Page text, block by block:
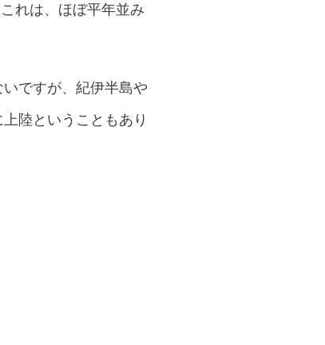
れは、ほぼ平年並み
ですが、紀伊半島や
陸ということもあり